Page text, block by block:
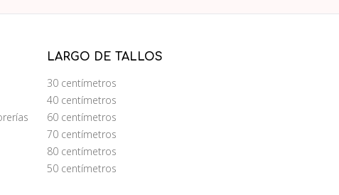
LARGO DE TALLOS
30 centímetros
40 centímetros
60 centímetros
70 centímetros
80 centímetros
50 centímetros